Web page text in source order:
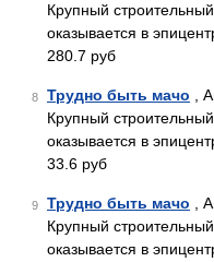
Крупный
оказывается в
280.7 руб
8 Трудно быть мачо ,
Крупный
оказывается в
33.6 руб
9 Трудно быть мачо ,
Крупный
оказывается в